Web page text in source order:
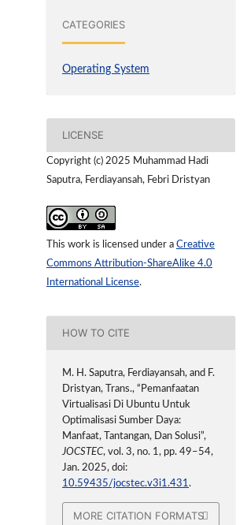
CATEGORIES
Operating System
LICENSE
Copyright (c) 2025 Muhammad Hadi
Saputra, Ferdiayansah, Febri Dristyan
This work is licensed under a Creative
Commons Attribution-ShareAlike 4.0
International License.
HOW TO CITE
M. H. Saputra, Ferdiayansah, and F.
Dristyan, Trans., “Pemanfaatan
Virtualisasi Di Ubuntu Untuk
Optimalisasi Sumber Daya:
Manfaat, Tantangan, Dan Solusi”,
JOCSTEC, vol. 3, no. 1, pp. 49–54,
Jan. 2025, doi:
10.59435/jocstec.v3i1.431.
MORE CITATION FORMATS